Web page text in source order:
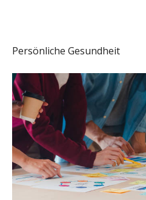
Persönliche Gesundheit